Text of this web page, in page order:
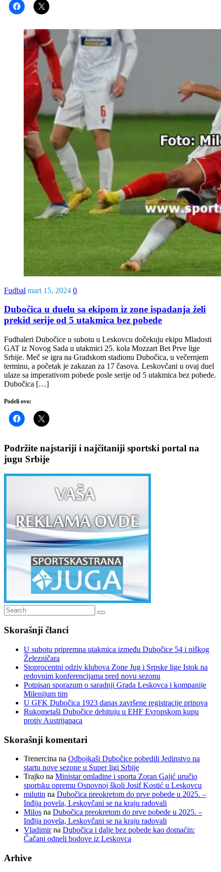
Fudbal mart 15, 2024 0
Dubočica u duelu sa ekipom iz zone ispadanja želi
prekid serije od 5 utakmica bez pobede
Fudbaleri Dubočice u subotu u Leskovcu dočekuju ekipu Mladosti
GAT iz Novog Sada u utakmici 25. kola Mozzart Bet Prve lige
Srbije. Meč se igra na Gradskom stadionu Dubočica, u večernjem
terminu, a početak je zakazan za 17 časova. Leskovčani u ovaj duel
ulaze sa imperativom pobede posle serije od 5 utakmica bez pobede.
Dubočica […]
Podeli ovo:
Podržite najstariji i najčitaniji sportski portal na
jugu Srbije
Search
for:
Search
Skorašnji članci
U subotu pripremna utakmica između Dubočice 54 i niškog
Železničara
Stoprocentni odziv klubova Zone Jug i Srpske lige Istok na
redovnim konferencijama pred novu sezonu
Potpisan sporazum o saradnji Grada Leskovca i kompanije
Milenijum tim
U GFK Dubočica 1923 danas završene registracije prinova
Rukometaši Dubočice debituju u EHF Evropskom kupu
protiv Austrijanaca
Skorašnji komentari
Trenercina na Odbojkaši Dubočice pobedili Jedinstvo na
startu nove sezone u Super ligi Srbije
Trajko na Ministar omladine i sporta Zoran Gajić uručio
sportsku opremu Osnovnoj školi Josif Kostić u Leskovcu
milutin na Dubočica preokretom do prve pobede u 2025. –
Inđija povela, Leskovčani se na kraju radovali
Milos na Dubočica preokretom do prve pobede u 2025. –
Inđija povela, Leskovčani se na kraju radovali
Vladimirna Dubočica i dalje bez pobede kao domaćin:
Čačani odneli bodove iz Leskovca
Arhive